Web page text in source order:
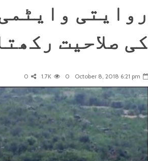
روایتی
کی صلاحیت
October 8, 2018 6:21 pm
0
1.7K
0